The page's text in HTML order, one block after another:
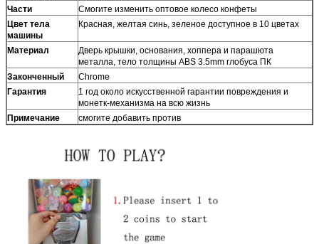
Части
Смогите изменить оптовое колесо конфеты
Цвет тела
машины
Красная, желтая синь, зеленое доступное в 10 цветах
Материал
Дверь крышки, основания, хоппера и парашюта
металла, тело толщины ABS 3.5mm глобуса ПК
Законченный
Chrome
Гарантия
1 год около искусственной гарантии повреждения и
монетк-механизма на всю жизнь
Примечание
смогите добавить против